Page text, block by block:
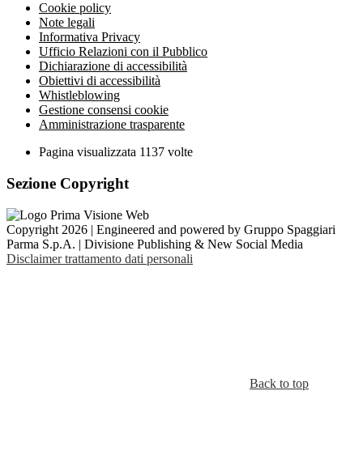
Cookie policy
Note legali
Informativa Privacy
Ufficio Relazioni con il Pubblico
Dichiarazione di accessibilità
Obiettivi di accessibilità
Whistleblowing
Gestione consensi cookie
Amministrazione trasparente
Pagina visualizzata 1137 volte
Sezione Copyright
Copyright 2026 | Engineered and powered by Gruppo Spaggiari
Parma S.p.A. | Divisione Publishing & New Social Media
Disclaimer trattamento dati personali
Back to top